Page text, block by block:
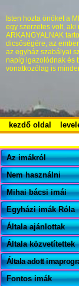
Isten hozta önöket a
egy szerzetes volt, aki
ARKANGYALNAK
dicsőségére, az
az egyház szabályai
napig igazolódnak és
vonatkozólag is
kezdő oldal
Az imákról
Nem használni
Mihai bácsi imái
Egyházi imák Róla
Általa ajánlottak
Általa közvetítettek
Általa adott
Fontos imák